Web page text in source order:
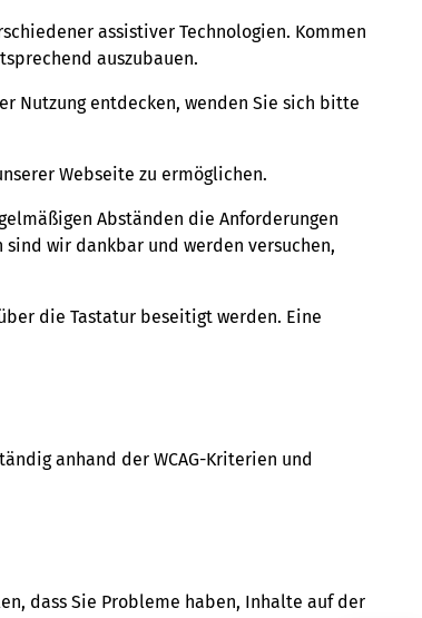
assistiver Technologien. Kommen
auszubauen.
Nutzung entdecken, wenden Sie sich bitte
Webseite zu ermöglichen.
Abständen die Anforderungen
wir dankbar und werden versuchen,
die Tastatur beseitigt werden. Eine
anhand der WCAG-Kriterien und
dass Sie Probleme haben, Inhalte auf der